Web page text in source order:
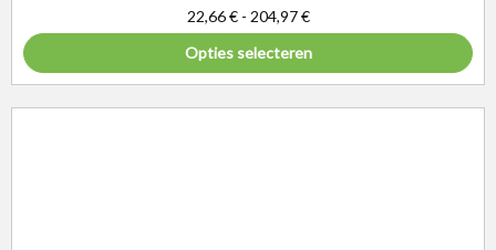
22,66€ - 204,97€
Opties selecteren